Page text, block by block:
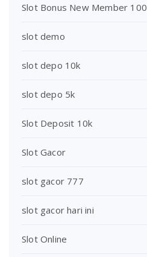
Slot Bonus New Member 100
slot demo
slot depo 10k
slot depo 5k
Slot Deposit 10k
Slot Gacor
slot gacor 777
slot gacor hari ini
Slot Online